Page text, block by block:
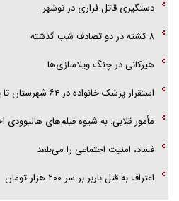
دستگیری قاتل فراری در نوشهر
۸ کشته در دو تصادف شب گذشته
هیرکانی در چنگ ویلاسازی‌ها
‌استقرار پزشک خانواده در ۶۴ شهرستان تا پایان شهریور
مأمور قلابی: به شیوه فیلم‌های هالیوودی
فساد، امنیت اجتماعی را می‌بلعد
‌‌اعتراف به قتل باربر بر سر ۲۰۰ هزار تومان